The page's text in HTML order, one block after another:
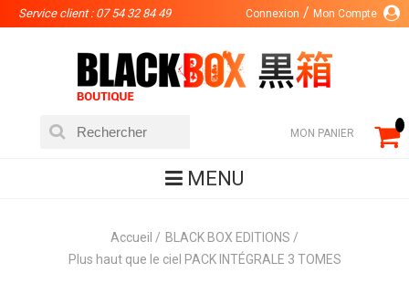
Service client : 07 54 32 84 49 Connexion Mon Compte
MON PANIER
MENU
Accueil
BLACK BOX EDITIONS
Plus haut que le ciel PACK INTÉGRALE 3 TOMES